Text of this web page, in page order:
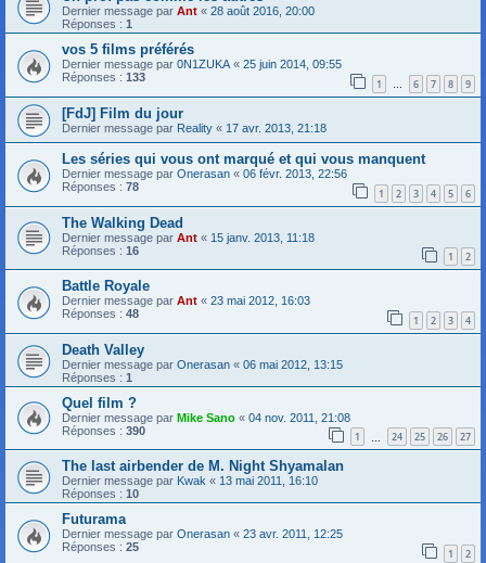
Dernier message par Ant « 28 août 2016, 20:00
Réponses : 1
vos 5 films préférés
Dernier message par 0N1ZUKA « 25 juin 2014, 09:55
Réponses : 133 1 … 6 7 8 9
[FdJ] Film du jour
Dernier message par Reality « 17 avr. 2013, 21:18
Les séries qui vous ont marqué et qui vous manquent
Dernier message par Onerasan « 06 févr. 2013, 22:56
Réponses : 78 1 2 3 4 5 6
The Walking Dead
Dernier message par Ant « 15 janv. 2013, 11:18
Réponses : 16 1 2
Battle Royale
Dernier message par Ant « 23 mai 2012, 16:03
Réponses : 48 1 2 3 4
Death Valley
Dernier message par Onerasan « 06 mai 2012, 13:15
Réponses : 1
Quel film ?
Dernier message par Mike Sano « 04 nov. 2011, 21:08
Réponses : 390 1 24 25 26 27
The last airbender de M. Night Shyamalan
Dernier message par Kwak « 13 mai 2011, 16:10
Réponses : 10
Futurama
Dernier message par Onerasan « 23 avr. 2011, 12:25
Réponses : 25 1 2